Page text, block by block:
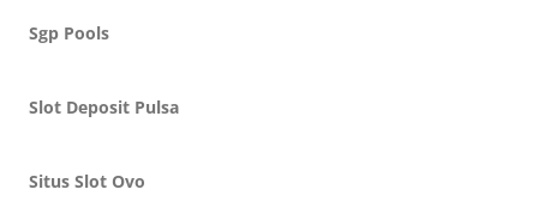
Sgp Pools
Slot Deposit Pulsa
Situs Slot Ovo